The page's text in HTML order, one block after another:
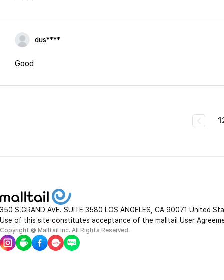
dus****
Good
350 S.GRAND AVE. SUITE 3580 LOS ANGELES, CA 90071 United
Use of this site constitutes acceptance of the malltail User
Copyright @ Malltail Inc. All Rights Reserved.